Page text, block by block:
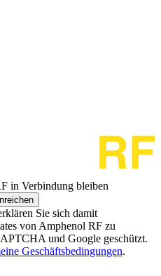
in Verbindung bleiben
Sie sich damit
von Amphenol RF zu
und Google geschützt.
Geschäftsbedingungen.